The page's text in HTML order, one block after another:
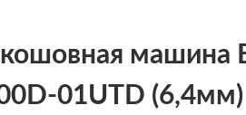
машина
01UTD (6,4мм)